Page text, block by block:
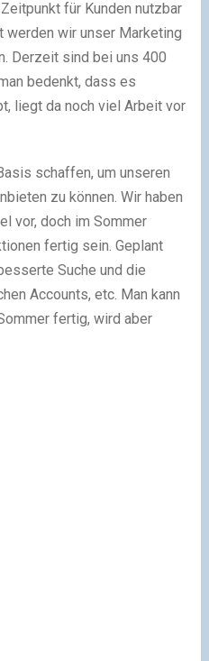
für Kunden nutzbar
werden wir unser Marketing
Derzeit sind bei uns 400
bedenkt, dass es
liegt da noch viel Arbeit vor
schaffen, um unseren
zu können. Wir haben
vor, doch im Sommer
fertig sein. Geplant
Suche und die
Accounts, etc. Man kann
fertig, wird aber